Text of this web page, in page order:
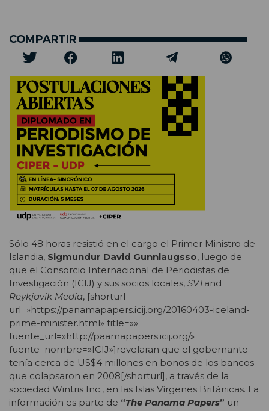
COMPARTIR
Sólo 48 horas resistió en el cargo el Primer Ministro de
Islandia, Sigmundur David Gunnlaugsso, luego de
que el Consorcio Internacional de Periodistas de
Investigación (ICIJ) y sus socios locales, SVTand
Reykjavik Media, [shorturl
url=»https://panamapapers.icij.org/20160403-iceland-
prime-minister.html» title=»»
fuente_url=»http://paamapapers.icij.org/»
fuente_nombre=»ICIJ»]revelaran que el gobernante
tenía cerca de US$4 millones en bonos de los bancos
que colapsaron en 2008[/shorturl], a través de la
sociedad Wintris Inc., en las Islas Vírgenes Británicas. La
información es parte de “The Panama Papers” un